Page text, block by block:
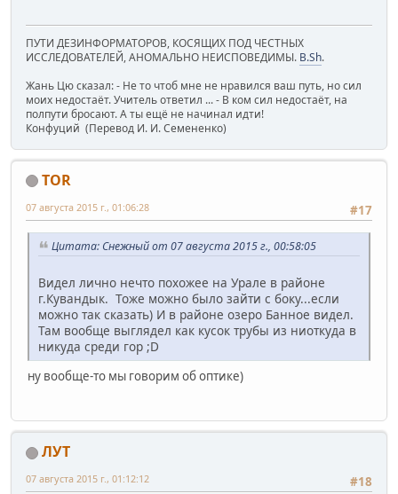
ПУТИ ДЕЗИНФОРМАТОРОВ, КОСЯЩИХ ПОД ЧЕСТНЫХ
ИССЛЕДОВАТЕЛЕЙ, АНОМАЛЬНО НЕИСПОВЕДИМЫ. B.Sh.
Жань Цю сказал: - Не то чтоб мне не нравился ваш путь, но сил
моих недостаёт. Учитель ответил ... - В ком сил недостаёт, на
полпути бросают. А ты ещё не начинал идти!
Конфуций (Перевод И. И. Семененко)
TOR
#17
07 августа 2015 г., 01:06:28
Цитата: Снежный от 07 августа 2015 г., 00:58:05
Видел лично нечто похожее на Урале в районе
г.Кувандык. Тоже можно было зайти с боку...если
можно так сказать) И в районе озеро Банное видел.
Там вообще выглядел как кусок трубы из ниоткуда в
никуда среди гор ;D
ну вообще-то мы говорим об оптике)
ЛУТ
#18
07 августа 2015 г., 01:12:12